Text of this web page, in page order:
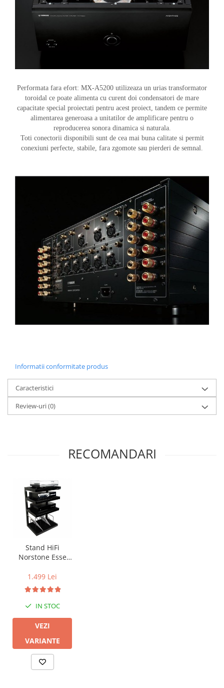
Performata fara efort: MX-A5200 utilizeaza un urias transformator
toroidal ce poate alimenta cu curent doi condensatori de mare
capacitate special proiectati pentru acest proiect, tandem ce permite
alimentarea generoasa a unitatilor de amplificare pentru o
reproducerea sonora dinamica si naturala.
Toti conectorii disponibili sunt de cea mai buna calitate si permit
conexiuni perfecte, stabile, fara zgomote sau pierderi de semnal.
Informatii conformitate produs
Caracteristici
Review-uri(0)
RECOMANDARI
Stand HiFi
Norstone Esse
1.499 Lei
IN STOC
VEZI
VARIANTE